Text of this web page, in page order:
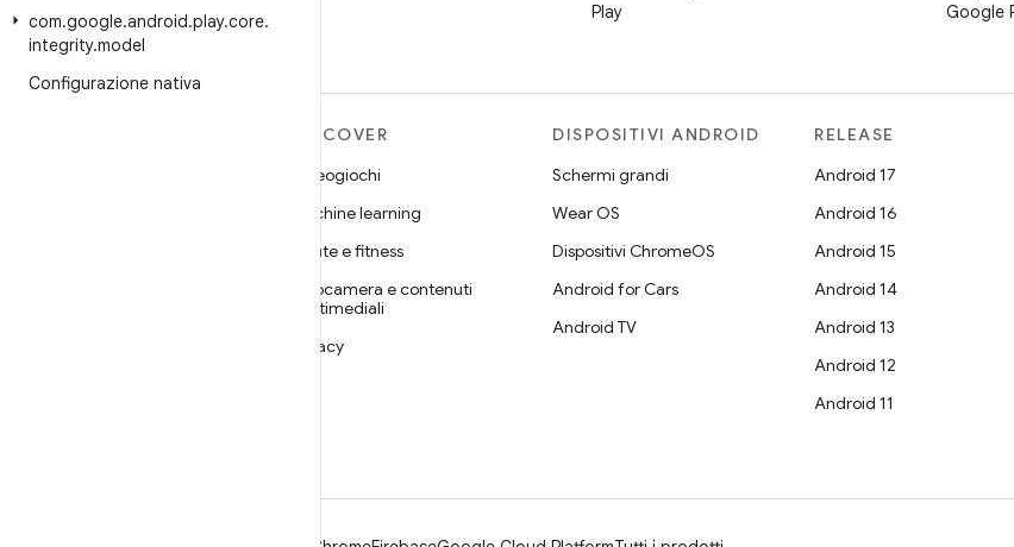
com.google.android.play.core.
integrity.model
Configurazione nativa
Play
Google
DISCOVER
Videogiochi
Machine learning
Salute e fitness
Fotocamera e contenuti
multimediali
Privacy
DISPOSITIVI ANDROID
Schermi grandi
Wear OS
Dispositivi ChromeOS
Android for Cars
Android TV
RELEASE
Android 17
Android 16
Android 15
Android 14
Android 13
Android 12
Android 11